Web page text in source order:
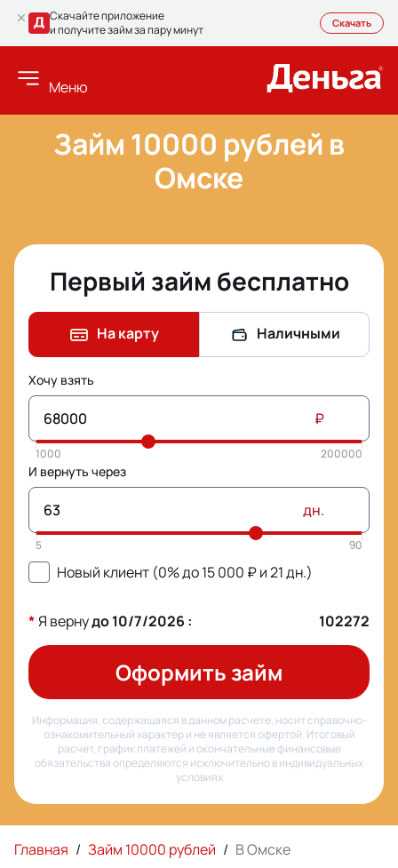
Скачайте приложение
и получите займ за пару минут
Скачать
Меню
Займ 10000 рублей в
Омске
Первый займ бесплатно
На карту Наличными
Хочу взять
₽
И вернуть через
дн.
Новый клиент (0% до15 000 ₽ и21дн.)
*Я вернудо10/7/2026 : 102272
Оформить займ
Информация, содержащаяся в данном расчете, носит справочно-
ознакомительный характер и не является офертой. Итоговый
расчет, график платежей и окончательные финансовые
обязательства определяются исключительно в индивидуальных
условиях
Главная / Займ 10000 рублей / В Омске